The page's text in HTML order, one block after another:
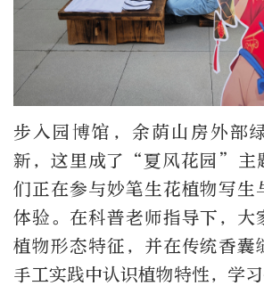
步入园博馆，余荫山房外部
新，这里成了“夏风花园”主
们正在参与妙笔生花植物写生
体验。在科普老师指导下，大
植物形态特征，并在传统香囊
手工实践中认识植物特性，学习